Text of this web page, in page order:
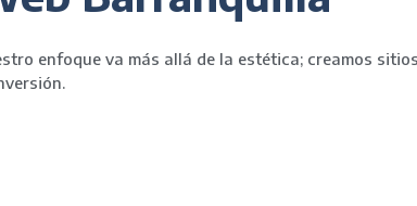
enfoque va más allá de la estética; creamos